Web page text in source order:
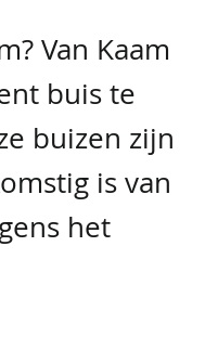
Van Kaam
buis te
buizen zijn
is van
het